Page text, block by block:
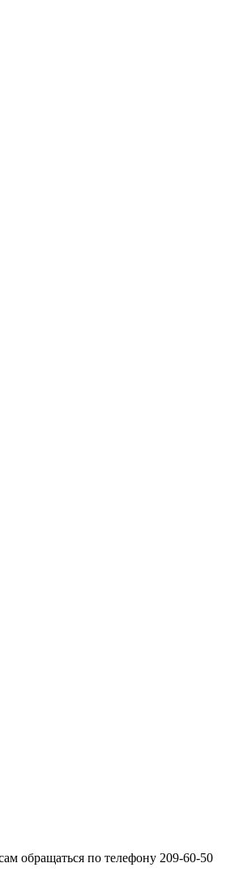
обращаться по телефону 209-60-50